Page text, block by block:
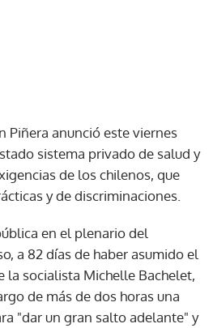
Piñera anunció este viernes
sistema privado de salud y
de los chilenos, que
y de discriminaciones.
en el plenario del
a 82 días de haber asumido el
la socialista Michelle Bachelet,
de más de dos horas una
"dar un gran salto adelante" y